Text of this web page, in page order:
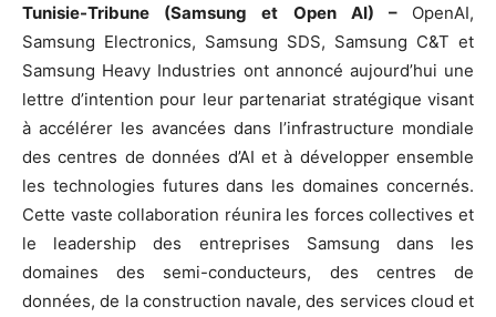
Tunisie-Tribune (Samsung et Open AI) – OpenAI,
Samsung Electronics, Samsung SDS, Samsung C&T et
Samsung Heavy Industries ont annoncé aujourd’hui une
lettre d’intention pour leur partenariat stratégique visant
à accélérer les avancées dans l’infrastructure mondiale
des centres de données d’AI et à développer ensemble
les technologies futures dans les domaines concernés.
Cette vaste collaboration réunira les forces collectives et
le leadership des entreprises Samsung dans les
domaines des semi-conducteurs, des centres de
données, de la construction navale, des services cloud et